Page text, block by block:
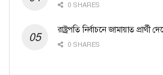
0 SHARES
রাষ্ট্রপতি নির্বাচনে জামায়াত প্রার্থী
0 SHARES